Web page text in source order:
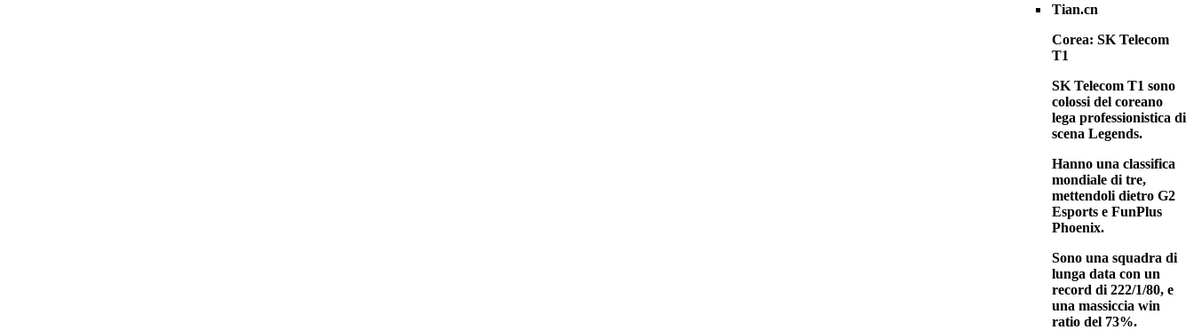
Tian.cn
Corea: SK Telecom
T1
SK Telecom T1 sono
colossi del coreano
lega professionistica di
scena Legends.
Hanno una classifica
mondiale di tre,
mettendoli dietro G2
Esports e FunPlus
Phoenix.
Sono una squadra di
lunga data con un
record di 222/1/80, e
una massiccia win
ratio del 73%.